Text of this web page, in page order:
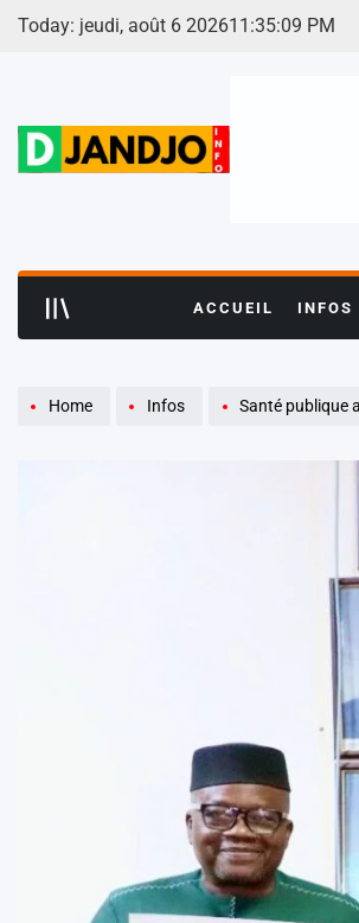
Skip
Today: jeudi, août 6 202611 :35:10 PM
ACCUEIL INFOS
Home Infos Santé publique au Mali